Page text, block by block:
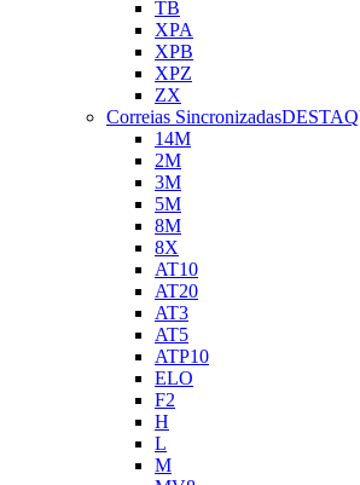
TB
XPA
XPB
XPZ
ZX
Correias Sincronizadas
14M
2M
3M
5M
8M
8X
AT10
AT20
AT3
AT5
ATP10
ELO
F2
H
L
M